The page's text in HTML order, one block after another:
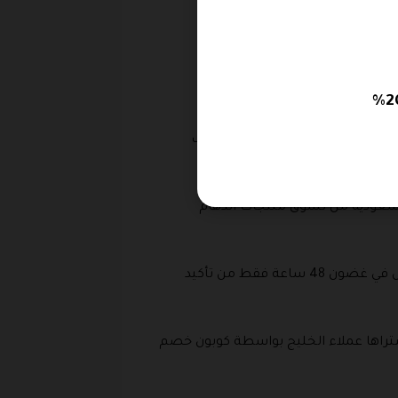
استعمال كود الخصم .
ومن مميزات الموقع التي تجذب
من تسوق منتجات الدهام
ويتم توصيل الساعات وكافة أغراض المتجر الأخرى التي تم شرائها عبر تطبيق خصومات الدهام داخل مدينة الرياض في غضون 48 ساعة فقط من تأكيد
يتم تطبيقها على المنتجات التي اشتراها عملاء الخليج بواسطة كوبون خصم